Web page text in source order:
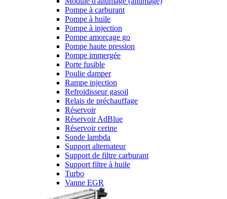
Pompe à carburant
Pompe à huile
Pompe à injection
Pompe amorçage go
Pompe haute pression
Pompe immergée
Porte fusible
Poulie damper
Rampe injection
Refroidisseur gasoil
Relais de préchauffage
Réservoir
Réservoir AdBlue
Réservoir cerine
Sonde lambda
Support alternateur
Support de filtre carburant
Support filtre à huile
Turbo
Vanne EGR